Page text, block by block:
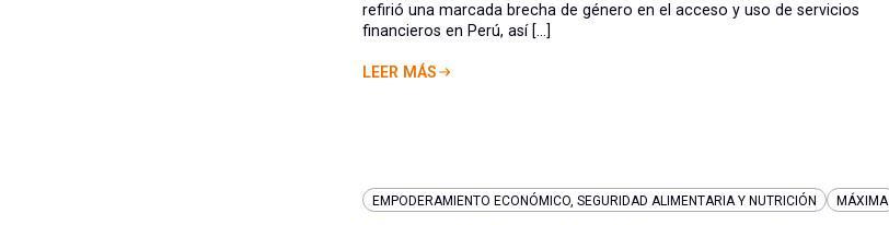
refirió una marcada brecha de género en el acceso y uso de servicios
financieros en Perú, así [...]
LEER MÁS
EMPODERAMIENTO ECONÓMICO, SEGURIDAD ALIMENTARIA Y NUTRICIÓN MÁXIMA